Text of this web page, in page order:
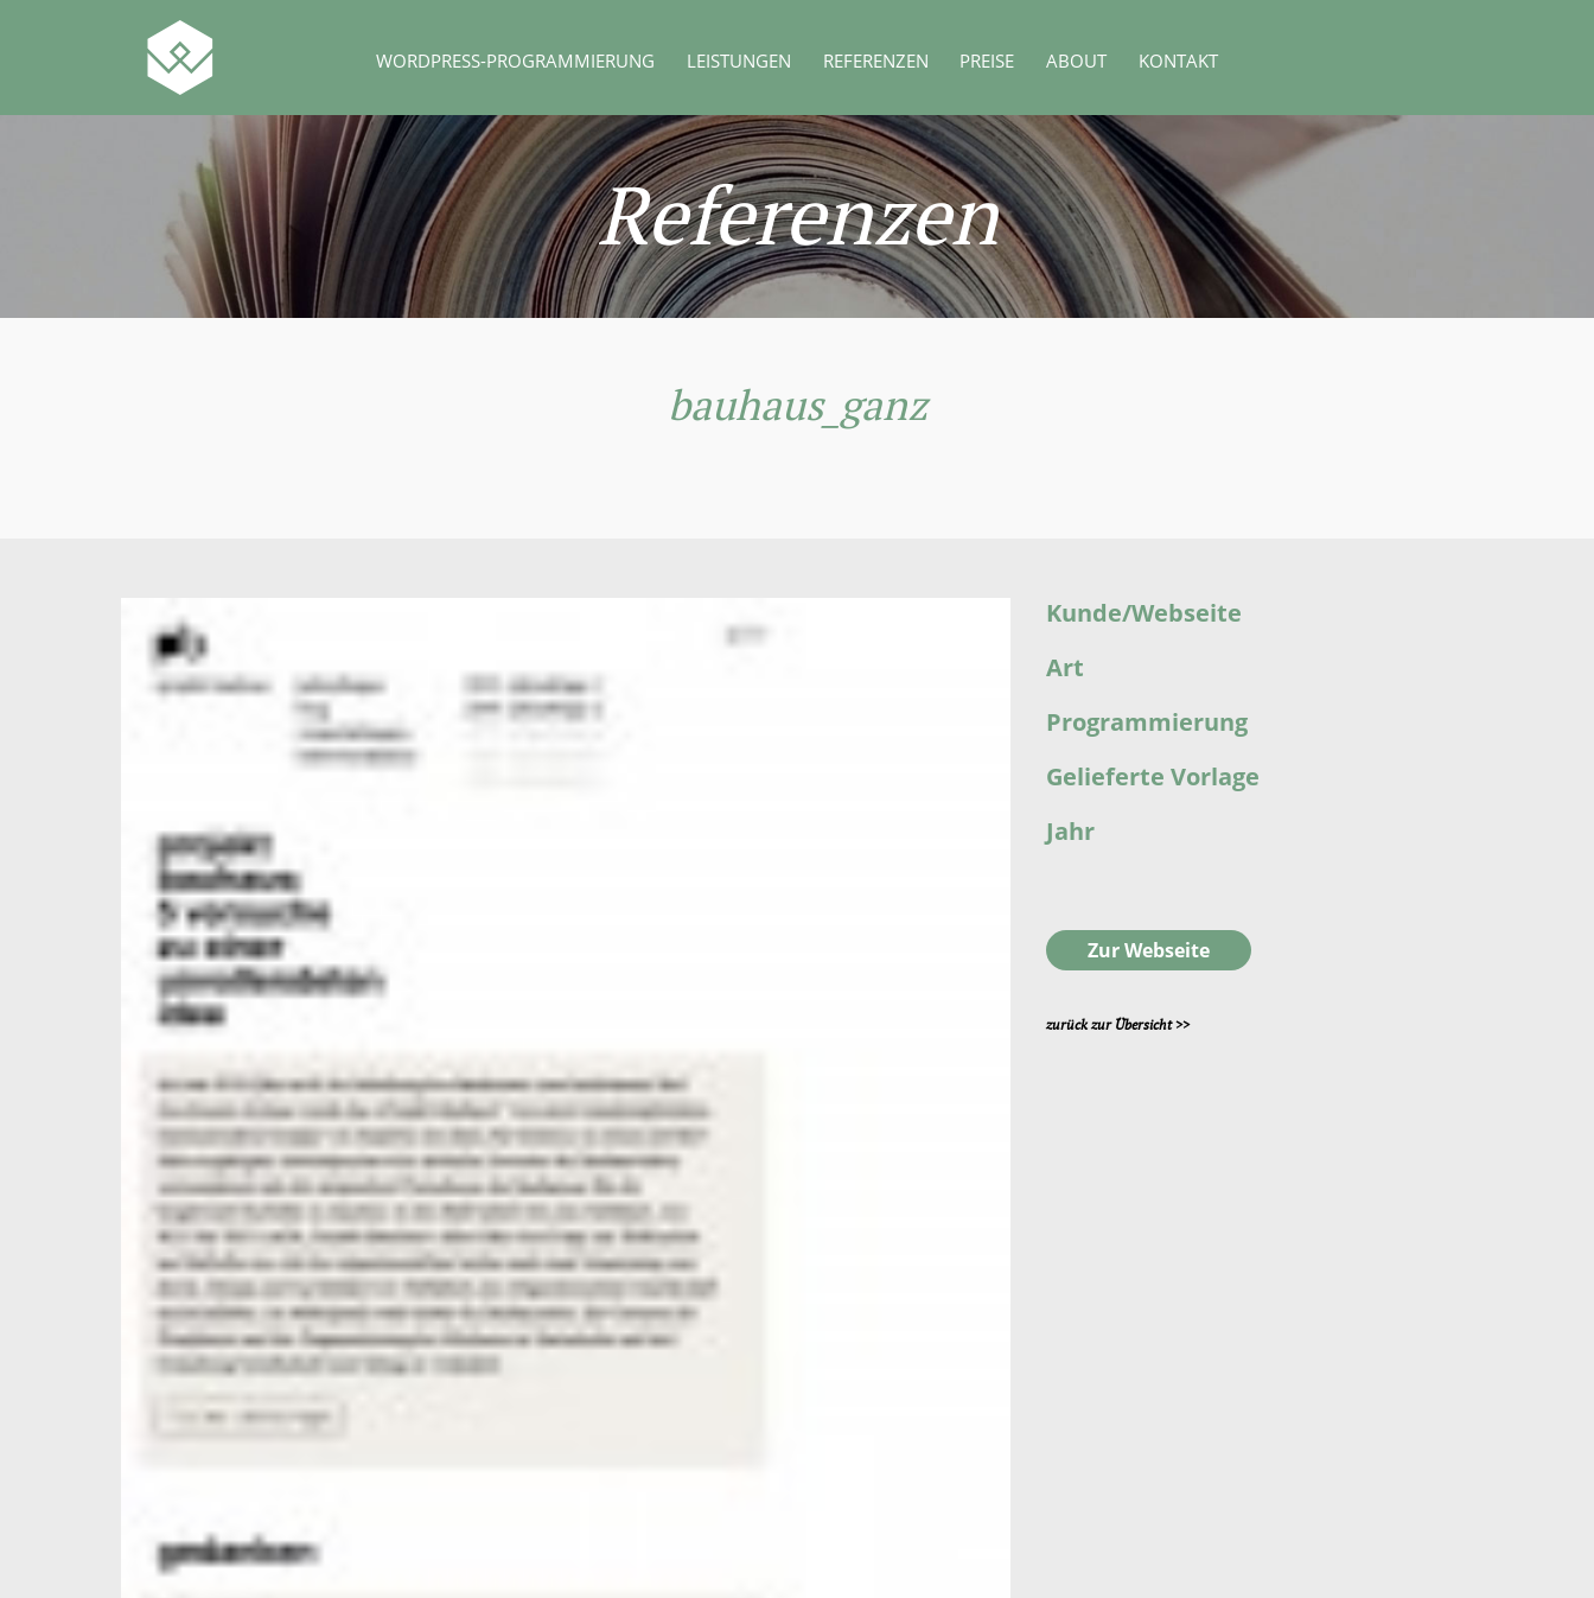
WORDPRESS-PROGRAMMIERUNG LEISTUNGEN REFERENZEN PREISE ABOUT KONTAKT
Referenzen
bauhaus_ganz
Kunde/Webseite
Art
Programmierung
Gelieferte Vorlage
Jahr
Zur Webseite
zurück zur Übersicht >>